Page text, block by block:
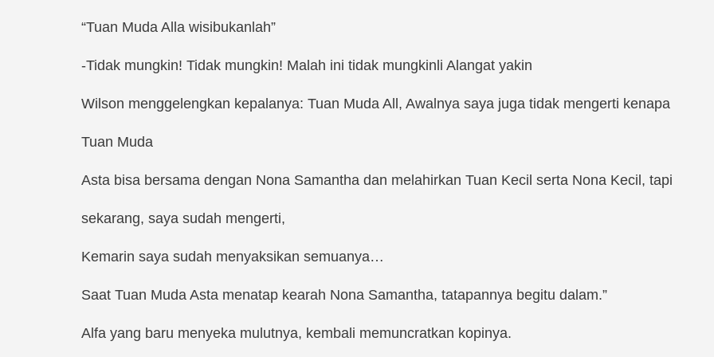
“Tuan Muda Alla wisibukanlah”
-Tidak mungkin! Tidak mungkin! Malah ini tidak mungkinli Alangat yakin
Wilson menggelengkan kepalanya: Tuan Muda All, Awalnya saya juga tidak mengerti kenapa
Tuan Muda
Asta bisa bersama dengan Nona Samantha dan melahirkan Tuan Kecil serta Nona Kecil, tapi
sekarang, saya sudah mengerti,
Kemarin saya sudah menyaksikan semuanya…
Saat Tuan Muda Asta menatap kearah Nona Samantha, tatapannya begitu dalam.”
Alfa yang baru menyeka mulutnya, kembali memuncratkan kopinya.